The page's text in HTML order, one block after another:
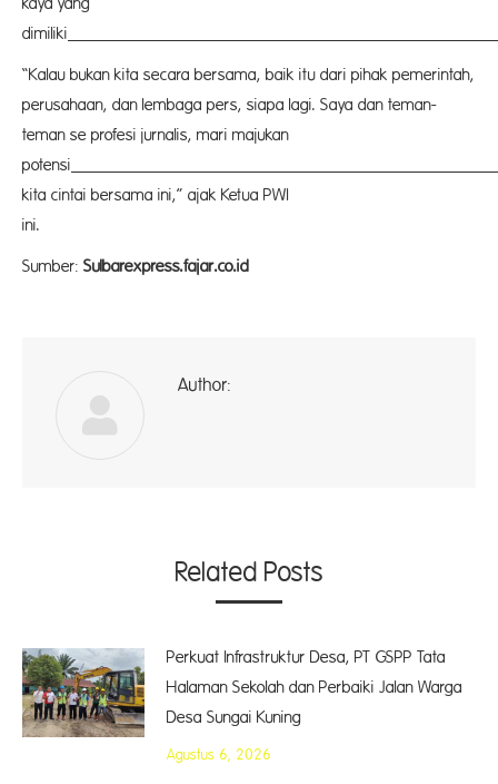
kaya yang
dimiliki
“Kalau bukan kita secara bersama, baik itu dari pihak pemerintah,
perusahaan, dan lembaga pers, siapa lagi. Saya dan teman-
teman se profesi jurnalis, mari majukan
potensi
kita cintai bersama ini,” ajak Ketua PWI
ini.
Sumber: Sulbarexpress.fajar.co.id
Author:
Related Posts
Perkuat Infrastruktur Desa, PT GSPP Tata
Halaman Sekolah dan Perbaiki Jalan Warga
Desa Sungai Kuning
Agustus 6, 2026